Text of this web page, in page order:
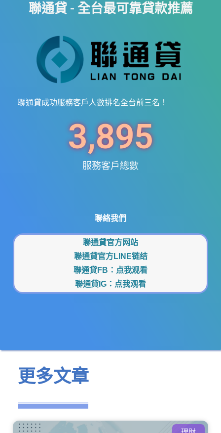
聯通貸 - 全台最可靠貸款推薦
聯通貸成功服務客戶人數排名全台前三名！
服務客戶總數
3,895
聯絡我們
聯通貸官方网站
聯通貸官方LINE链结
聯通貸FB： 点我观看
聯通貸IG： 点我观看
更多文章